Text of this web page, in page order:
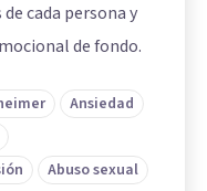
cada persona y
de fondo.
Ansiedad
Abuso sexual